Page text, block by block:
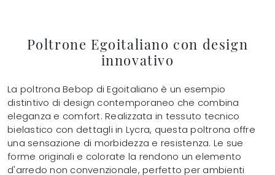
Poltrone Egoitaliano con design
innovativo
La poltrona Bebop di Egoitaliano è un esempio
distintivo di design contemporaneo che combina
eleganza e comfort. Realizzata in tessuto tecnico
bielastico con dettagli in Lycra, questa poltrona offre
una sensazione di morbidezza e resistenza. Le sue
forme originali e colorate la rendono un elemento
d'arredo non convenzionale, perfetto per ambienti